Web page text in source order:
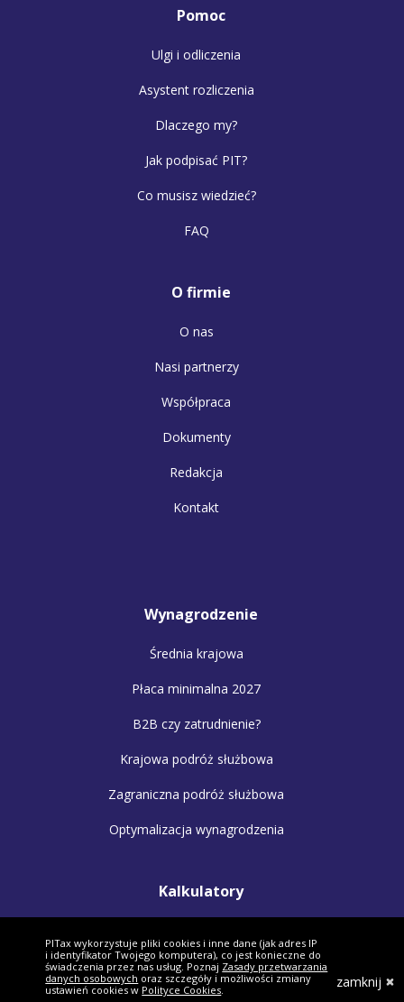
Pomoc
Ulgi i odliczenia
Asystent rozliczenia
Dlaczego my?
Jak podpisać PIT?
Co musisz wiedzieć?
FAQ
O firmie
O nas
Nasi partnerzy
Współpraca
Dokumenty
Redakcja
Kontakt
Wynagrodzenie
Średnia krajowa
Płaca minimalna 2027
B2B czy zatrudnienie?
Krajowa podróż służbowa
Zagraniczna podróż służbowa
Optymalizacja wynagrodzenia
Kalkulatory
Kalkulator małżonków
PITax wykorzystuje pliki cookies i inne dane (jak adres IP
i identyfikator Twojego komputera), co jest konieczne do
świadczenia przez nas usług. Poznaj Zasady przetwarzania
danych osobowych oraz szczegóły i możliwości zmiany
ustawień cookies w Polityce Cookies. zamknij